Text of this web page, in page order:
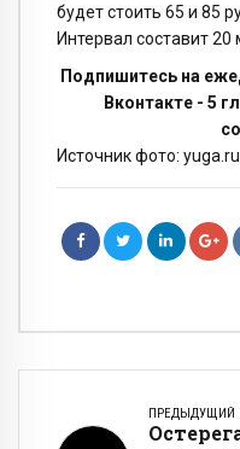
будет стоить 65 и 85
Интервал составит
Подпишитесь на
Вконтакте - 5
Источник фото: yuga.ru
ПРЕДЫДУЩИЙ